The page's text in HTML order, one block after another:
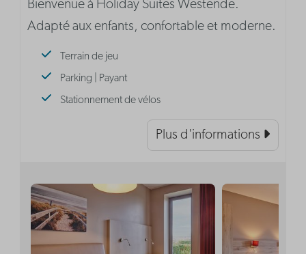
Bienvenue à Holiday Suites Westende.
Adapté aux enfants, confortable et moderne.
Terrain de jeu
Parking | Payant
Stationnement de vélos
Plus d'informations